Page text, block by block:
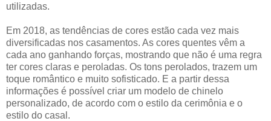
utilizadas.
Em 2018, as tendências de cores estão cada vez mais
diversificadas nos casamentos. As cores quentes vêm a
cada ano ganhando forças, mostrando que não é uma regra
ter cores claras e peroladas. Os tons perolados, trazem um
toque romântico e muito sofisticado. E a partir dessa
informações é possível criar um modelo de chinelo
personalizado, de acordo com o estilo da cerimônia e o
estilo do casal.